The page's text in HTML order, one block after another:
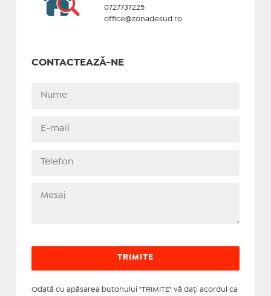
0727737225
office@zonadesud.ro
CONTACTEAZĂ-NE
Odată cu apăsarea butonului "TRIMITE" vă daţi acordul ca